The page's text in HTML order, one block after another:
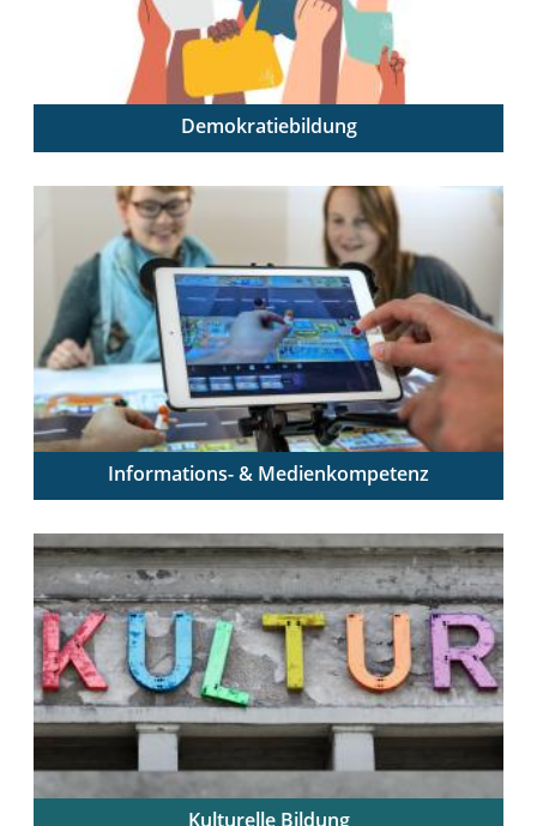
Demokratiebildung
vermitteln und im Schulalltag praktizieren
Informations- & Medienkompetenz
zum mündigen Umgang ausbilden
Kulturelle Bildung